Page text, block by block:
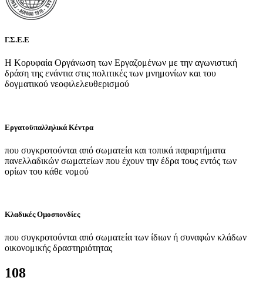
Γ.Σ.Ε.Ε
Η Κορυφαία Οργάνωση των Εργαζομένων με την αγωνιστική
δράση της ενάντια στις πολιτικές των μνημονίων και του
δογματικού νεοφιλελευθερισμού
Εργατοϋπαλληλικά Κέντρα
που συγκροτούνται από σωματεία και τοπικά παραρτήματα
πανελλαδικών σωματείων που έχουν την έδρα τους εντός των
ορίων του κάθε νομού
Κλαδικές Ομοσπονδίες
που συγκροτούνται από σωματεία των ίδιων ή συναφών κλάδων
οικονομικής δραστηριότητας
108